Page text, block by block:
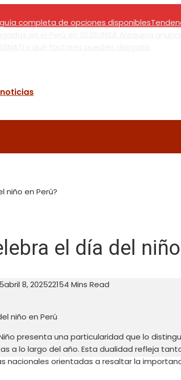
completa de opciones disponibles
niño en Perú?
el día del
abril 8, 202522154 Mins Read
presenta una particularidad que lo
a lo largo del año. Esta dualidad refleja
nacionales orientadas a resaltar la